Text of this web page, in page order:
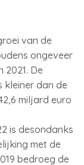
van de
ongeveer
2021. De
kleiner dan de
miljard euro
is desondanks
met de
bedroeg de